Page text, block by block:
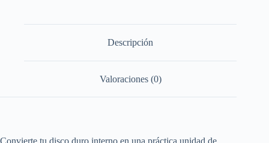
Descripción
Valoraciones (0)